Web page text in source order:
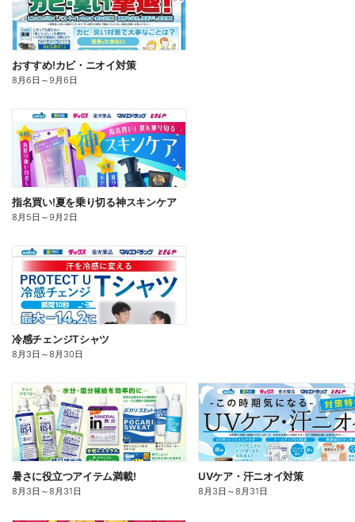
おすすめ!カビ・ニオイ対策
8月6日 ～9月6日
指名買い!夏を乗り切る神スキンケア
8月5日 ～9月2日
冷感チェンジTシャツ
8月3日 ～8月30日
暑さに役立つアイテム満載!
8月3日 ～8月31日
UVケア・汗ニオイ対策
8月3日 ～8月31日